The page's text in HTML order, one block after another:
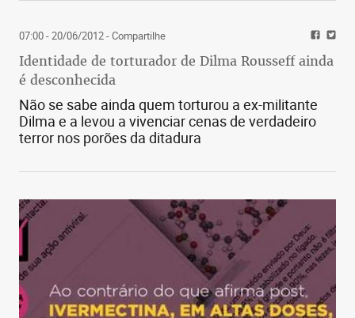
07:00 - 20/06/2012- Compartilhe
Identidade de torturador de Dilma Rousseff ainda
é desconhecida
Não se sabe ainda quem torturou a ex-militante
Dilma e a levou a vivenciar cenas de verdadeiro
terror nos porões da ditadura